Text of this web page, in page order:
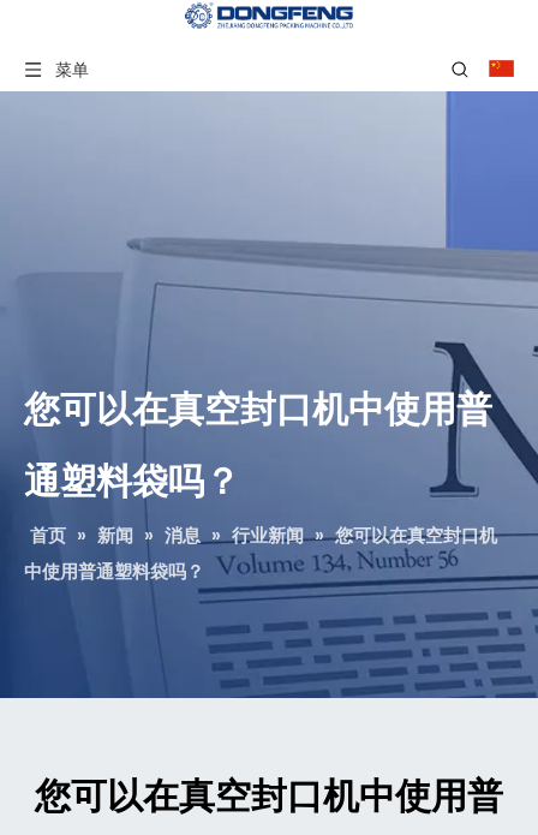
菜单
您可以在真空封口机中使用普
通塑料袋吗？
首页 » 新闻 » 消息 » 行业新闻 » 您可以在真空封口机
中使用普通塑料袋吗？
您可以在真空封口机中使用普